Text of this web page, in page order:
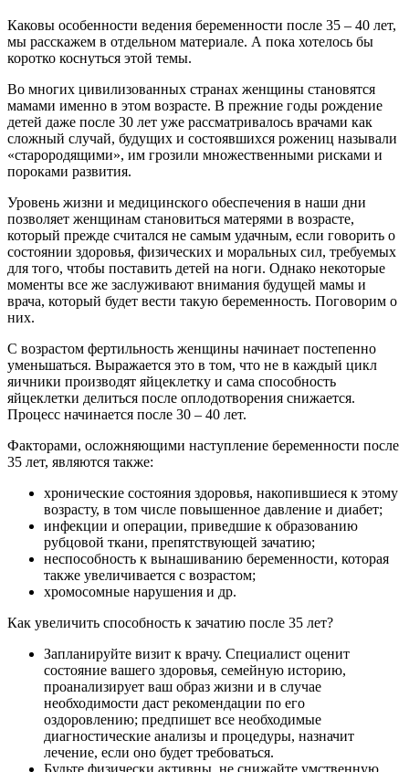
Каковы особенности ведения беременности после 35 – 40 лет,
мы расскажем в отдельном материале. А пока хотелось бы
коротко коснуться этой темы.
Во многих цивилизованных странах женщины становятся
мамами именно в этом возрасте. В прежние годы рождение
детей даже после 30 лет уже рассматривалось врачами как
сложный случай, будущих и состоявшихся рожениц называли
«старородящими», им грозили множественными рисками и
пороками развития.
Уровень жизни и медицинского обеспечения в наши дни
позволяет женщинам становиться матерями в возрасте,
который прежде считался не самым удачным, если говорить о
состоянии здоровья, физических и моральных сил, требуемых
для того, чтобы поставить детей на ноги. Однако некоторые
моменты все же заслуживают внимания будущей мамы и
врача, который будет вести такую беременность. Поговорим о
них.
С возрастом фертильность женщины начинает постепенно
уменьшаться. Выражается это в том, что не в каждый цикл
яичники производят яйцеклетку и сама способность
яйцеклетки делиться после оплодотворения снижается.
Процесс начинается после 30 – 40 лет.
Факторами, осложняющими наступление беременности после
35 лет, являются также:
хронические состояния здоровья, накопившиеся к этому
возрасту, в том числе повышенное давление и диабет;
инфекции и операции, приведшие к образованию
рубцовой ткани, препятствующей зачатию;
неспособность к вынашиванию беременности, которая
также увеличивается с возрастом;
хромосомные нарушения и др.
Как увеличить способность к зачатию после 35 лет?
Запланируйте визит к врачу. Специалист оценит
состояние вашего здоровья, семейную историю,
проанализирует ваш образ жизни и в случае
необходимости даст рекомендации по его
оздоровлению; предпишет все необходимые
диагностические анализы и процедуры, назначит
лечение, если оно будет требоваться.